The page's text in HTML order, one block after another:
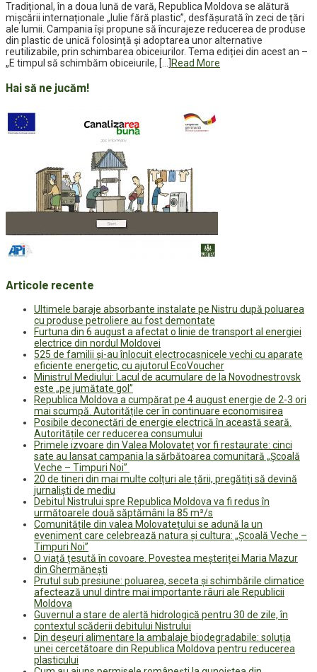
Tradițional, în a doua lună de vară, Republica Moldova se alătură
mișcării internaționale „Iulie fără plastic”, desfășurată în zeci de țări
ale lumii. Campania își propune să încurajeze reducerea de produse
din plastic de unică folosință și adoptarea unor alternative
reutilizabile, prin schimbarea obiceiurilor. Tema ediției din acest an –
„E timpul să schimbăm obiceiurile, […] Read More
Hai să ne jucăm!
Articole recente
Ultimele baraje absorbante instalate pe Nistru după poluarea
cu produse petroliere au fost demontate
Furtuna din 6 august a afectat o linie de transport al energiei
electrice din nordul Moldovei
525 de familii și-au înlocuit electrocasnicele vechi cu aparate
eficiente energetic, cu ajutorul EcoVoucher
Ministrul Mediului: Lacul de acumulare de la Novodnestrovsk
este „pe jumătate gol”
Republica Moldova a cumpărat pe 4 august energie de 2-3 ori
mai scumpă. Autoritățile cer în continuare economisirea
Posibile deconectări de energie electrică în această seară.
Autoritățile cer reducerea consumului
Primele izvoare din Valea Molovateț vor fi restaurate: cinci
sate au lansat campania la sărbătoarea comunitară „Școală
Veche – Timpuri Noi”
20 de tineri din mai multe colțuri ale țării, pregătiți să devină
jurnaliști de mediu
Debitul Nistrului spre Republica Moldova va fi redus în
următoarele două săptămâni la 85 m³/s
Comunitățile din valea Molovatețului se adună la un
eveniment care celebrează natura și cultura: „Școală Veche –
Timpuri Noi”
O viață țesută în covoare. Povestea meșteriței Maria Mazur
din Ghermănești
Prutul sub presiune: poluarea, seceta și schimbările climatice
afectează unul dintre mai importante râuri ale Republicii
Moldova
Guvernul a stare de alertă hidrologică pentru 30 de zile, în
contextul scăderii debitului Nistrului
Din deșeuri alimentare la ambalaje biodegradabile: soluția
unei cercetătoare din Republica Moldova pentru reducerea
plasticului